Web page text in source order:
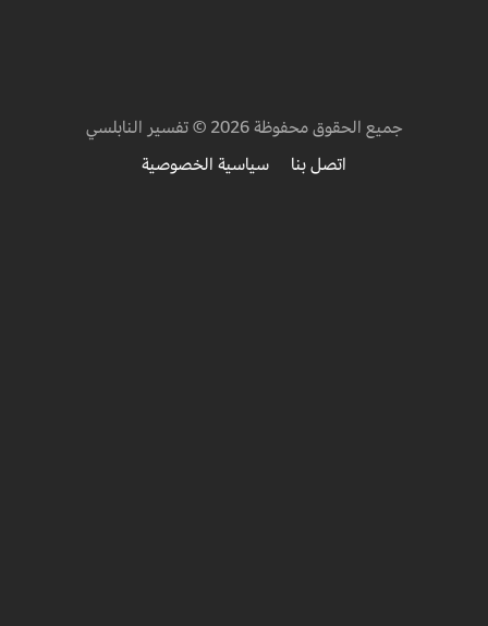
جميع الحقوق محفوظة 2026 © تفسير النابلسي
اتصل بنا
سياسية الخصوصية